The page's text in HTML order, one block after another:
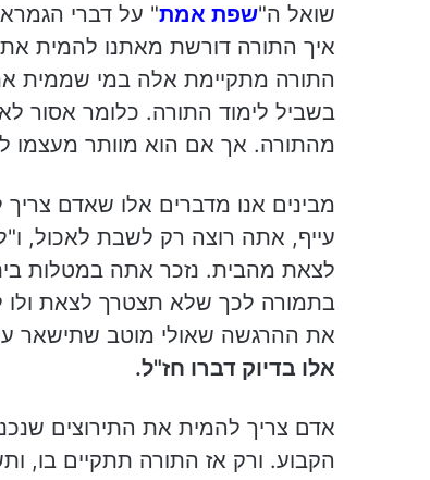
שואל ה"שפת אמת" על דברי
איך התורה דורשת מאתנו להמית
התורה מתקיימת אלה במי שממית
בשביל לימוד התורה. כלומר אסור
מהתורה. אך אם הוא מוותר מעצמו
מבינים אנו מדברים אלו שאדם
עייף, אתה רוצה רק לשבת לאכול,
לצאת מהבית. נזכר אתה במטלות
בתמורה לכך שלא תצטרך לצאת
את ההרגשה שאולי מוטב שתישאר
אלו בדיוק דברו חז"ל.
אדם צריך להמית את התירוצים
הקבוע. ורק אז התורה תתקיים בו,